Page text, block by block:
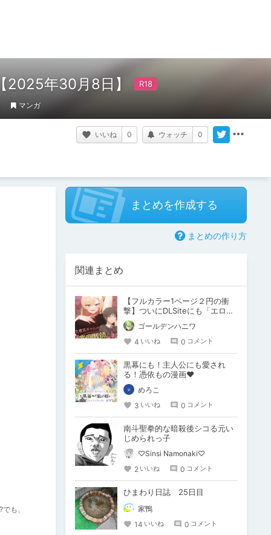
年30月8日】
マンガ
いいね 0 ウォッチ 0
も、
まとめを作成する
まとめの作り方
関連まとめ
【フルカラー1ページ２円の衝
撃】ついにDLSiteにも「エロ
WEBTOON」の波がおしよせて
きた！ゴールデンハニワ
4 いいね 0 コメント
黒幕にも！主人公にも愛され
る！憑依もの漫画❤
めろこ
3 いいね 0 コメント
南斗聖拳的な暗殺後シコる元い
じめられっ子
♡Sinsi Namonaki♡
2 いいね 0 コメント
ひまわり日誌 25日目
家鴨
14 いいね 0 コメント